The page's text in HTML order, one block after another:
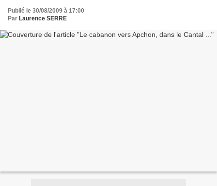
Publié le 30/08/2009 à 17:00
Par Laurence SERRE